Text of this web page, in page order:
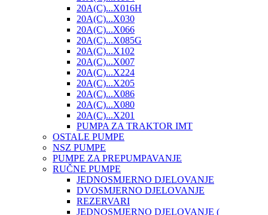
20A(C)...X016H
20A(C)...X030
20A(C)...X066
20A(C)...X085G
20A(C)...X102
20A(C)...X007
20A(C)...X224
20A(C)...X205
20A(C)...X086
20A(C)...X080
20A(C)...X201
PUMPA ZA TRAKTOR IMT
OSTALE PUMPE
NSZ PUMPE
PUMPE ZA PREPUMPAVANJE
RUČNE PUMPE
JEDNOSMJERNO DJELOVANJE
DVOSMJERNO DJELOVANJE
REZERVARI
JEDNOSMJERNO DJELOVANJE (